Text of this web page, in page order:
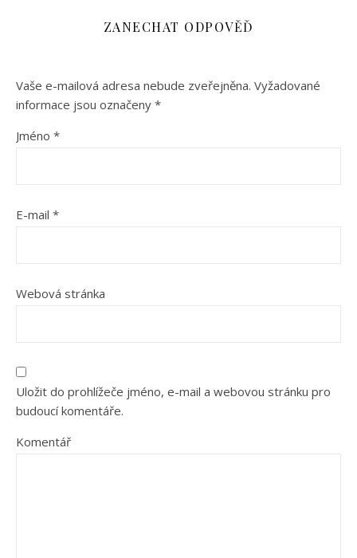
ZANECHAT ODPOVĚĎ
Vaše e-mailová adresa nebude zveřejněna. Vyžadované
informace jsou označeny *
Jméno *
E-mail *
Webová stránka
Uložit do prohlížeče jméno, e-mail a webovou stránku pro
budoucí komentáře.
Komentář